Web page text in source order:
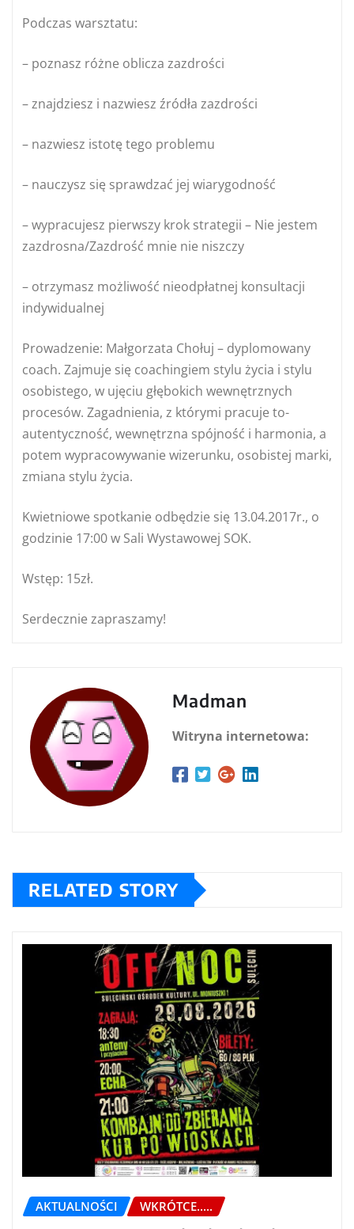
Podczas warsztatu:
– poznasz różne oblicza zazdrości
– znajdziesz i nazwiesz źródła zazdrości
– nazwiesz istotę tego problemu
– nauczysz się sprawdzać jej wiarygodność
– wypracujesz pierwszy krok strategii – Nie jestem
zazdrosna/Zazdrość mnie nie niszczy
– otrzymasz możliwość nieodpłatnej konsultacji
indywidualnej
Prowadzenie: Małgorzata Chołuj – dyplomowany
coach. Zajmuje się coachingiem stylu życia i stylu
osobistego, w ujęciu głębokich wewnętrznych
procesów. Zagadnienia, z którymi pracuje to-
autentyczność, wewnętrzna spójność i harmonia, a
potem wypracowywanie wizerunku, osobistej marki,
zmiana stylu życia.
Kwietniowe spotkanie odbędzie się 13.04.2017r., o
godzinie 17:00 w Sali Wystawowej SOK.
Wstęp: 15zł.
Serdecznie zapraszamy!
Madman
Witryna internetowa:
RELATED STORY
AKTUALNOŚCI WKRÓTCE.....